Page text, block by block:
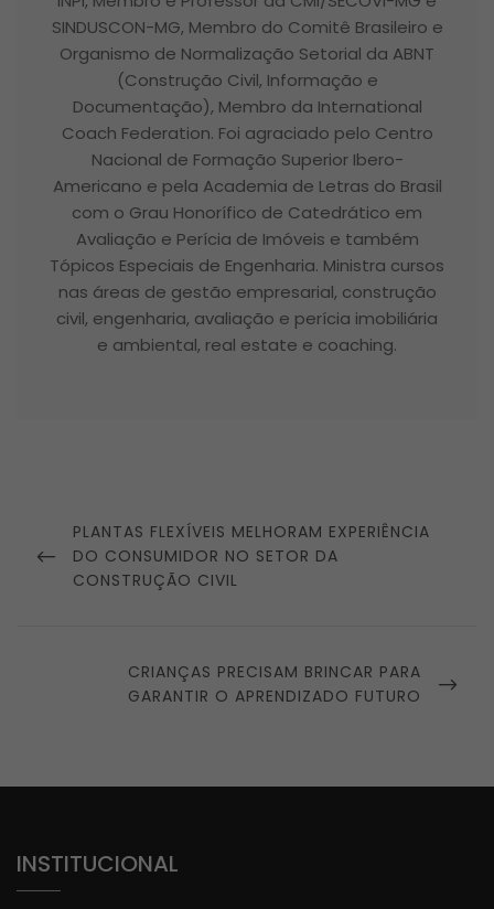
SINDUSCON-MG, Membro do Comitê Brasileiro e
Organismo de Normalização Setorial da ABNT
(Construção Civil, Informação e
Documentação), Membro da International
Coach Federation. Foi agraciado pelo Centro
Nacional de Formação Superior Ibero-
Americano e pela Academia de Letras do Brasil
com o Grau Honorífico de Catedrático em
Avaliação e Perícia de Imóveis e também
Tópicos Especiais de Engenharia. Ministra cursos
nas áreas de gestão empresarial, construção
civil, engenharia, avaliação e perícia imobiliária
e ambiental, real estate e coaching.
Post
PREVIOUS
POST
PLANTAS FLEXÍVEIS MELHORAM EXPERIÊNCIA
DO CONSUMIDOR NO SETOR DA
CONSTRUÇÃO CIVIL
NEXT
POST
CRIANÇAS PRECISAM BRINCAR PARA
GARANTIR O APRENDIZADO FUTURO
INSTITUCIONAL